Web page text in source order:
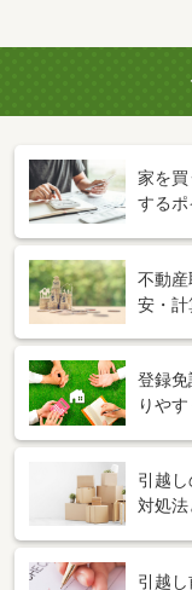
家を
するポ
不動産
安・
登録
りや
引越
対処法
引越